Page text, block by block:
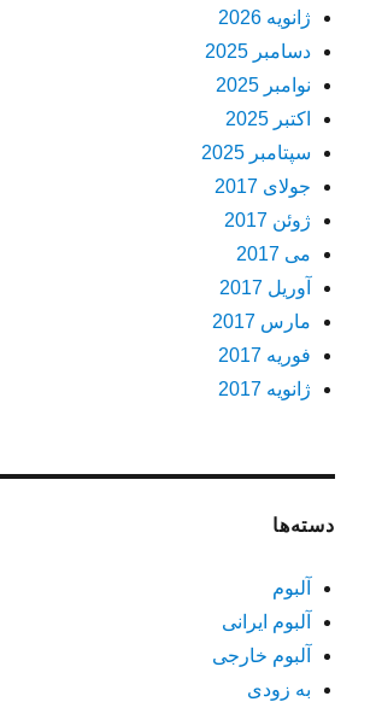
ژانویه 2026
دسامبر 2025
نوامبر 2025
اکتبر 2025
سپتامبر 2025
جولای 2017
ژوئن 2017
می 2017
آوریل 2017
مارس 2017
فوریه 2017
ژانویه 2017
دسته‌ها
آلبوم
آلبوم ایرانی
آلبوم خارجی
به زودی